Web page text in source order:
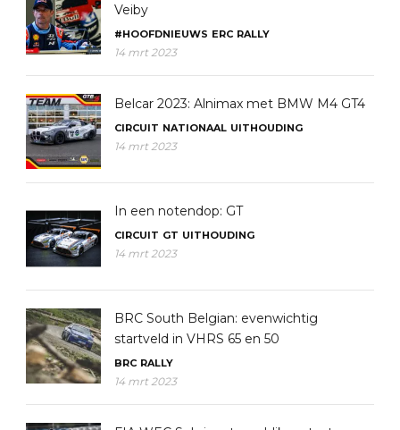
Veiby
#HOOFDNIEUWS ERC RALLY
14 mrt 2023
Belcar 2023: Alnimax met BMW M4 GT4
CIRCUIT NATIONAAL UITHOUDING
14 mrt 2023
In een notendop: GT
CIRCUIT GT UITHOUDING
14 mrt 2023
BRC South Belgian: evenwichtig
startveld in VHRS 65 en 50
BRC RALLY
14 mrt 2023